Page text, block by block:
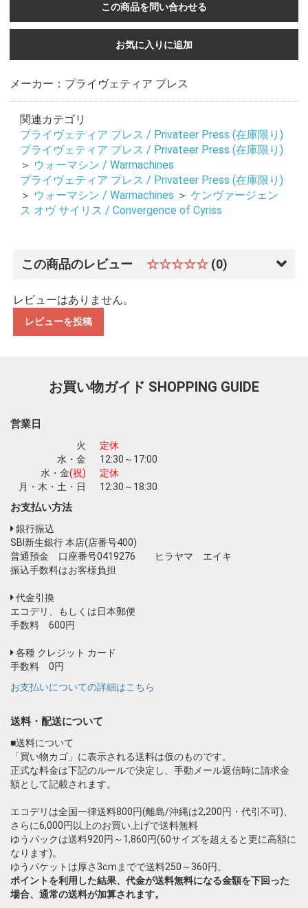
この商品を問い合わせる
お気に入りに追加
メーカー：プライヴェティア プレス
関連カテゴリ
プライヴェティア プレス / Privateer Press (在庫限り)
プライヴェティア プレス / Privateer Press (在庫限り)
＞ ウォーマシン / Warmachines
プライヴェティア プレス / Privateer Press (在庫限り)
＞ ウォーマシン / Warmachines ＞ ケンヴァージェン
ス オヴ サイリス / Convergence of Cyriss
この商品のレビュー ☆☆☆☆☆ (0)
レビューはありません。
レビューを投稿
お買い物ガイド SHOPPING GUIDE
営業日
火
定休
水・金
12:30～17:00
水・金(祝)
定休
月・木・土・日
12:30～18:30
お支払い方法
銀行振込
SBI新生銀行 本店(店番号400)
普通預金 口座番号0419276 ヒラヤマ エイキ
振込手数料はお客様負担
代金引換
エコデリ、もしくは日本郵便
手数料 600円
各種 クレジット カード
手数料 0円
お支払いについての詳細はこちら
送料・配送について
■送料について
「買い物カゴ」に表示される送料は仮のものです。
正式な料金は下記のルールで決定し、手動メール返信時に請求金
額として記載されます。
エコデリは全国一律送料800円(離島/沖縄は2,200円・代引不可)、
さらに6,000円以上のお買い上げで送料無料
ゆうパックは送料920円～1,860円(60サイズを超えると更に高額に
なります)。
ゆうパケットは厚さ3cmまでで送料250～360円。
ポイントを利用した結果、代金が送料無料になる金額を下回った
場合、通常の送料が加算されます。